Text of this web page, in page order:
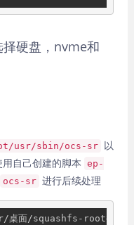
硬盘，nvme和
usr/sbin/ocs-sr
以
自己创建的脚本 ep-
ocs-sr 进行后续处理
桌面/squashfs-root# cd